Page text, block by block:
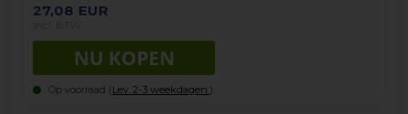
27,08 EUR
Op voorraad (Lev. 2-3 weekdagen. ).